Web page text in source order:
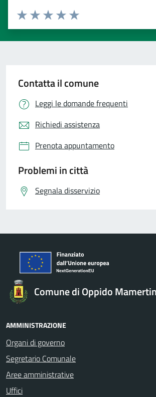
Valuta 5 stelle su 5
Valuta 4 stelle su 5
Valuta 3 stelle su 5
Valuta 2 stelle su 5
Valuta 1 stelle su 5
Contatta il comune
Leggi le domande frequenti
Richiedi assistenza
Prenota appuntamento
Problemi in città
Segnala disservizio
Comune di Oppido
AMMINISTRAZIONE
Organi di governo
Segretario Comunale
Aree amministrative
Uffici